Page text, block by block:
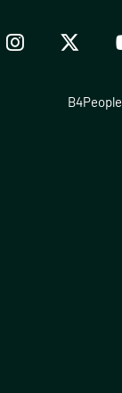
B4People